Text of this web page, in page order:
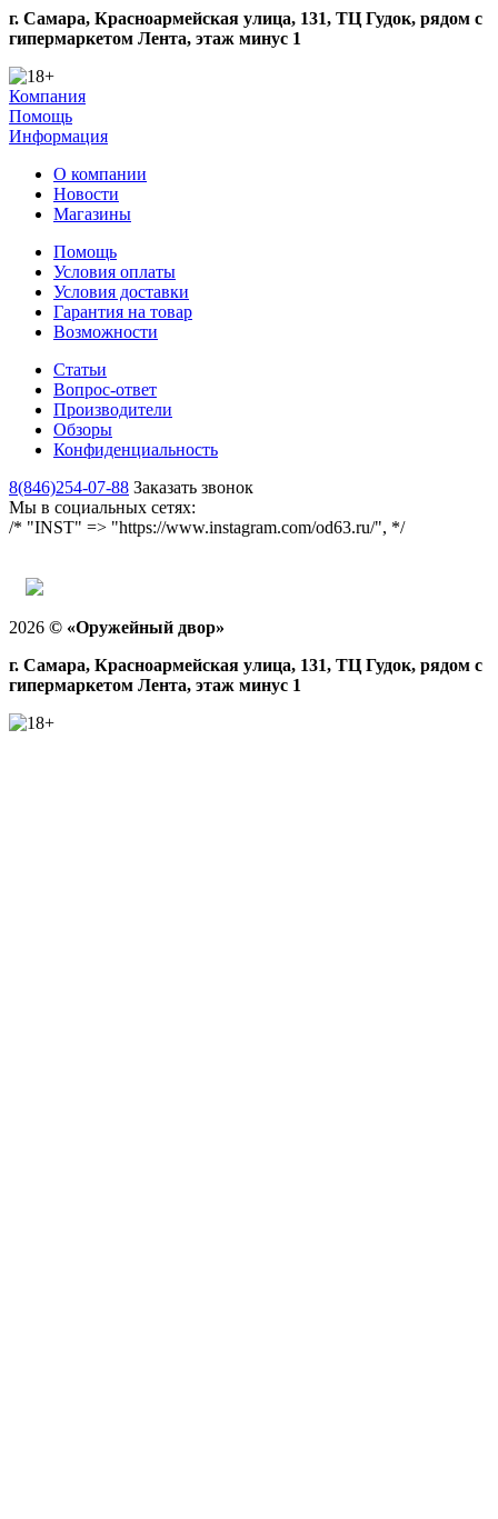
г. Самара, Красноармейская улица, 131, ТЦ Гудок, рядом с
гипермаркетом Лента, этаж минус 1
Компания
Помощь
Информация
О компании
Новости
Магазины
Помощь
Условия оплаты
Условия доставки
Гарантия на товар
Возможности
Статьи
Вопрос-ответ
Производители
Обзоры
Конфиденциальность
8(846)254-07-88 Заказать звонок
Мы в социальных сетях:
/* "INST" => "https://www.instagram.com/od63.ru/", */
2026 © «Оружейный двор»
г. Самара, Красноармейская улица, 131, ТЦ Гудок, рядом с
гипермаркетом Лента, этаж минус 1